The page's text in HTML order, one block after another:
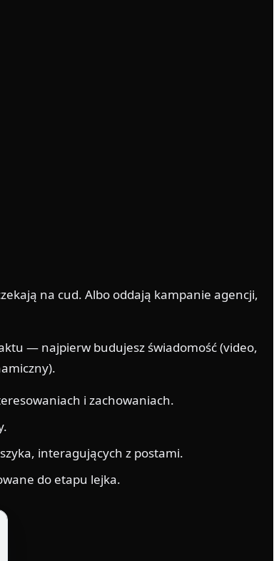
na cud. Albo oddają kampanie agencji,
— najpierw budujesz świadomość (video,
i zachowaniach.
interagujących z postami.
do etapu lejka.